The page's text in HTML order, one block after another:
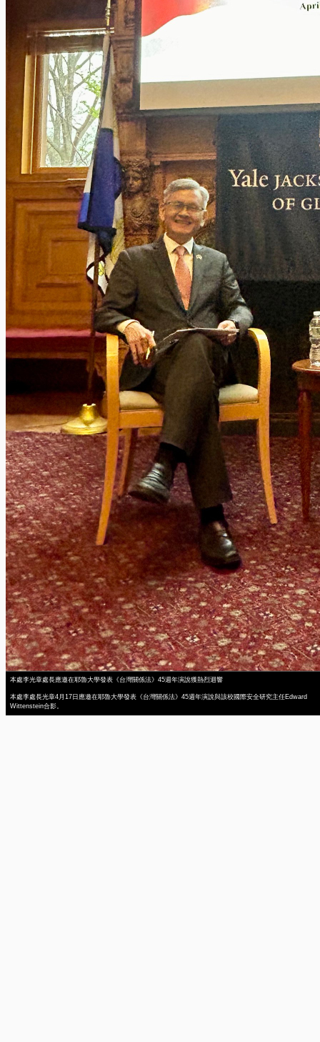
本處李光章處長應邀在耶魯大學發表《台灣關係法》45週年演說獲熱烈迴響
本處李處長光章4月17日應邀在耶魯大學發表《台灣關係法》45週年演說與該校國際安全研究主任Edward
Wittenstein合影。